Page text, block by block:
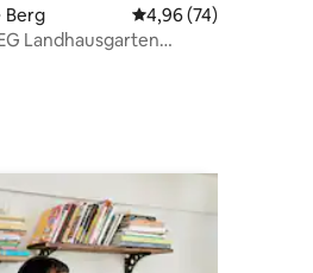
de 5, 74 avaliações
Berg 4,96 de uma
4,96 (74)
Landhausgarten